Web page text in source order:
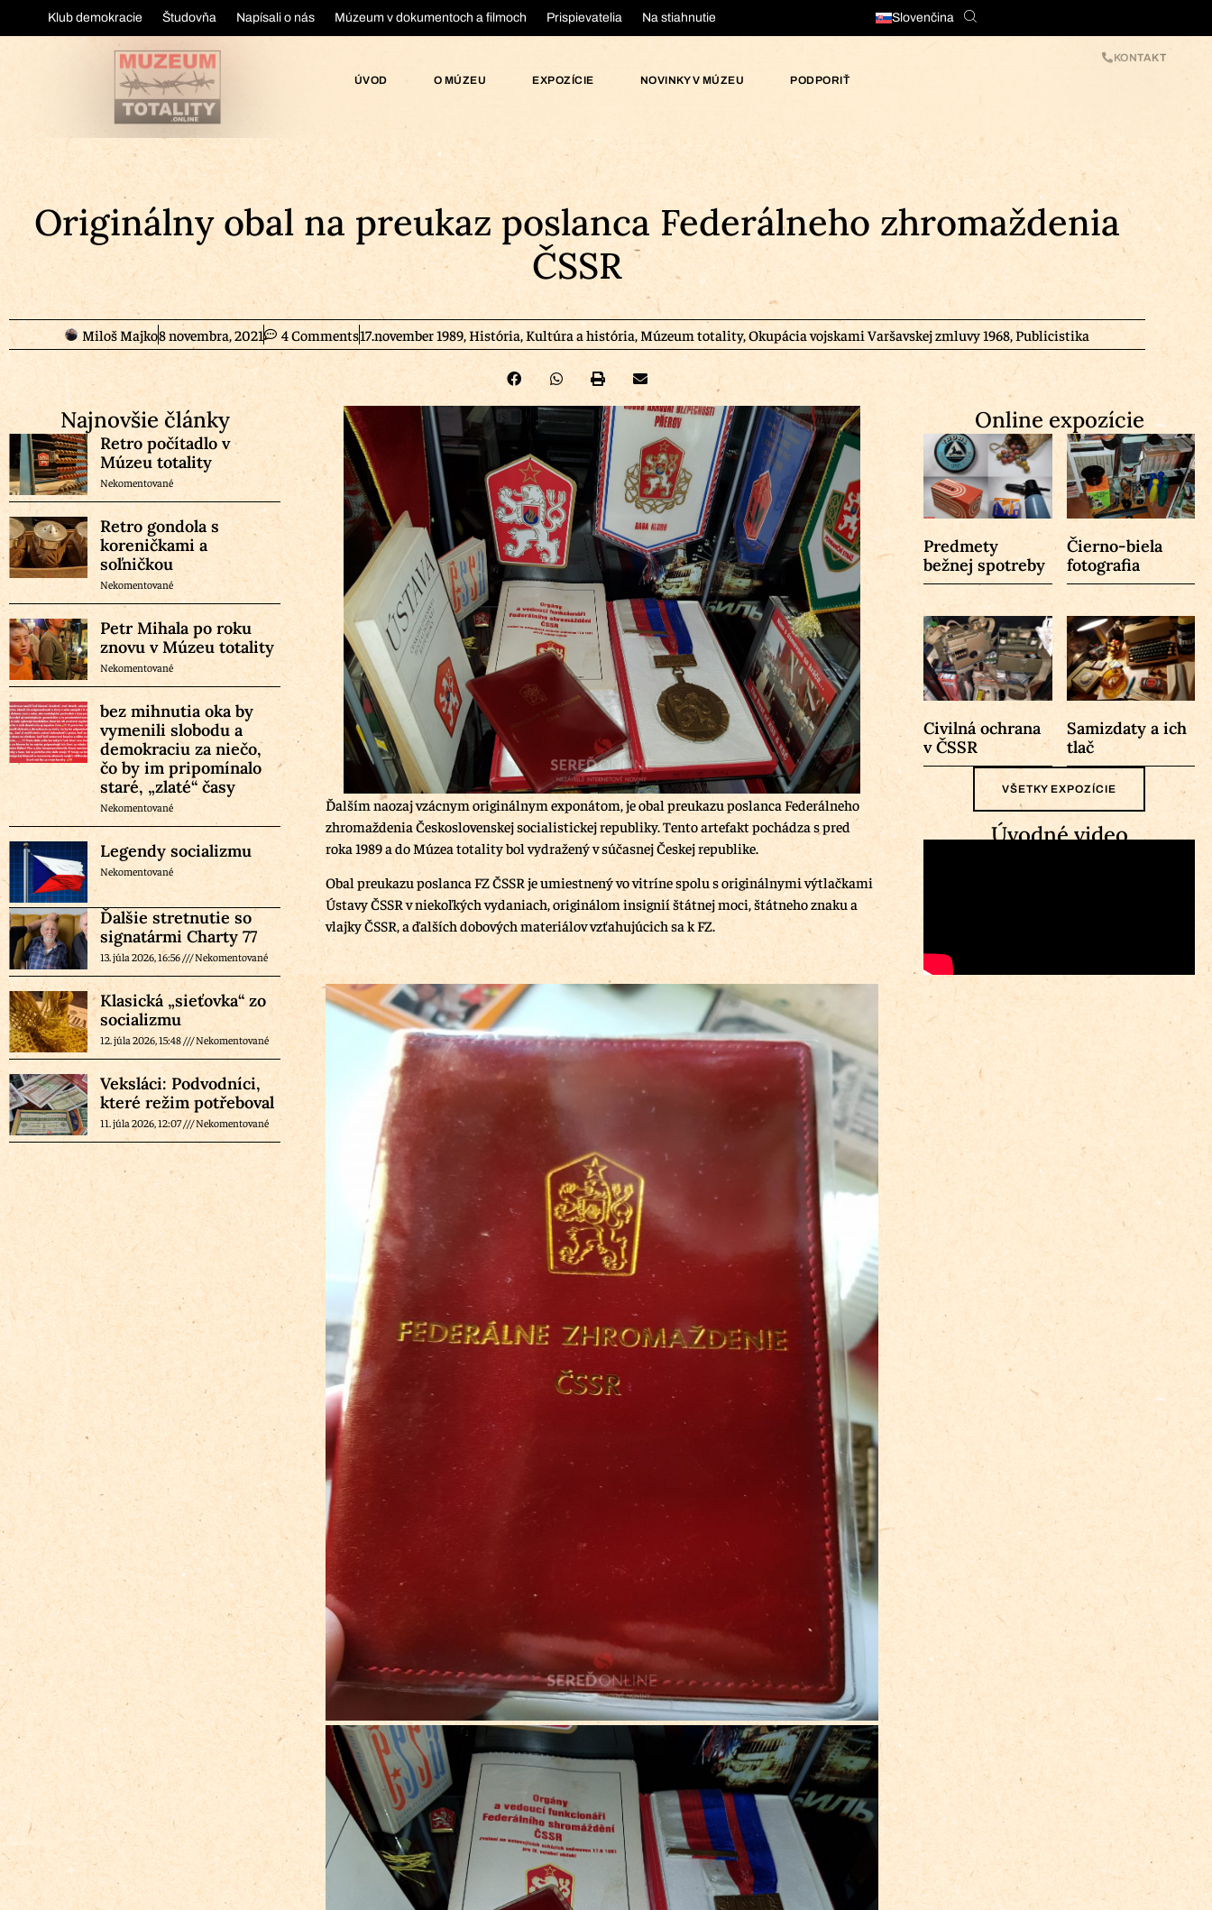
Klub demokracie Študovňa Napísali o nás Múzeum v dokumentoch a filmoch Prispievatelia Na stiahnutie Slovenčina
ÚVOD O MÚZEU EXPOZÍCIE NOVINKY V MÚZEU PODPORIŤ
KONTAKT
Originálny obal na preukaz poslanca Federálneho zhromaždenia
ČSSR
Miloš Majko8 novembra, 2021 4 Comments17.november 1989 História Kultúra a história Múzeum totality, Okupácia vojskami Varšavskej zmluvy 1968 Publicistika
Najnovšie články
Retro počítadlo v
Múzeu totality
Nekomentované
Retro gondola s
koreničkami a
soľničkou
Nekomentované
Petr Mihala po roku
znovu v Múzeu totality
Nekomentované
bez mihnutia oka by
vymenili slobodu a
demokraciu za niečo,
čo by im pripomínalo
staré, „zlaté“ časy
Nekomentované
Legendy socializmu
Nekomentované
Ďalšie stretnutie so
signatármi Charty 77
13. júla 2026, 16:56 Nekomentované
Klasická „sieťovka“ zo
socializmu
12. júla 2026, 15:48 Nekomentované
Veksláci: Podvodníci,
které režim potřeboval
11. júla 2026, 12:07 Nekomentované
Ďalším naozaj vzácnym originálnym exponátom, je obal preukazu poslanca Federálneho
zhromaždenia Československej socialistickej republiky. Tento artefakt pochádza s pred
roka 1989 a do Múzea totality bol vydražený v súčasnej Českej republike.
Obal preukazu poslanca FZ ČSSR je umiestnený vo vitríne spolu s originálnymi výtlačkami
Ústavy ČSSR v niekoľkých vydaniach, originálom insignií štátnej moci, štátneho znaku a
vlajky ČSSR, a ďalších dobových materiálov vzťahujúcich sa k FZ.
Online expozície
Predmety
bežnej spotreby
Čierno-biela
fotografia
Civilná ochrana
v ČSSR
Samizdaty a ich
tlač
VŠETKY EXPOZÍCIE
Úvodné video